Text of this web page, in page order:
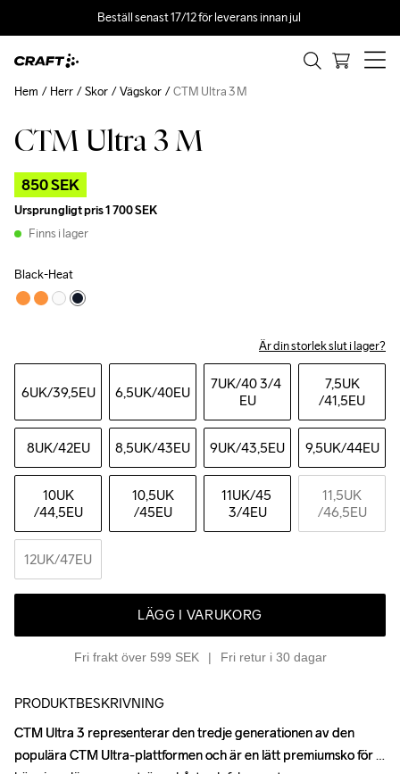
Beställ senast 17/12 för leverans innan jul
CTM Ultra 3 M
850 SEK
Ursprungligt pris1 700 SEK
Finns i lager
Black-Heat
Är din storlek slut i lager?
6UK/39,5EU 6,5UK/40EU 7UK/40 3/4
EU
7,5UK
/41,5EU
8UK/42EU 8,5UK/43EU 9UK/43,5EU 9,5UK/44EU
10UK
/44,5EU
10,5UK
/45EU
11UK/45
3/4EU
11,5UK
/46,5EU
12UK/47EU
LÄGG I VARUKORG
Fri frakt över 599 SEK Fri retur i 30 dagar
Hem Herr Skor Vägskor CTM Ultra 3 M
Outlet x Price
PRODUKTBESKRIVNING
CTM Ultra 3 representerar den tredje generationen av den
populära CTM Ultra-plattformen och är en lätt premiumsko för
CTM Ultra 3 representerar den tredje generationen av den
populära CTM Ultra-plattformen och är en lätt premiumsko för